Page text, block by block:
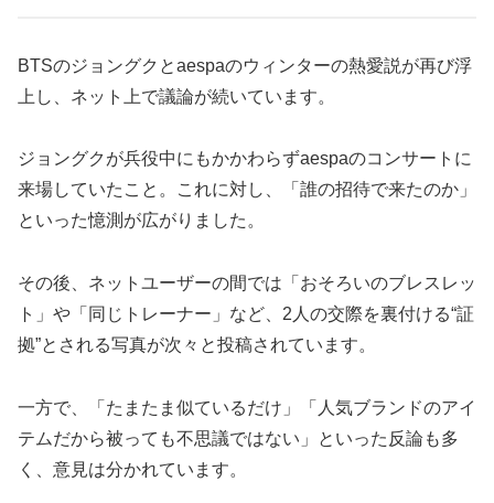
BTSのジョングクとaespaのウィンターの熱愛説が再び浮
上し、ネット上で議論が続いています。
ジョングクが兵役中にもかかわらずaespaのコンサートに
来場していたこと。これに対し、「誰の招待で来たのか」
といった憶測が広がりました。
その後、ネットユーザーの間では「おそろいのブレスレッ
ト」や「同じトレーナー」など、2人の交際を裏付ける“証
拠”とされる写真が次々と投稿されています。
一方で、「たまたま似ているだけ」「人気ブランドのアイ
テムだから被っても不思議ではない」といった反論も多
く、意見は分かれています。